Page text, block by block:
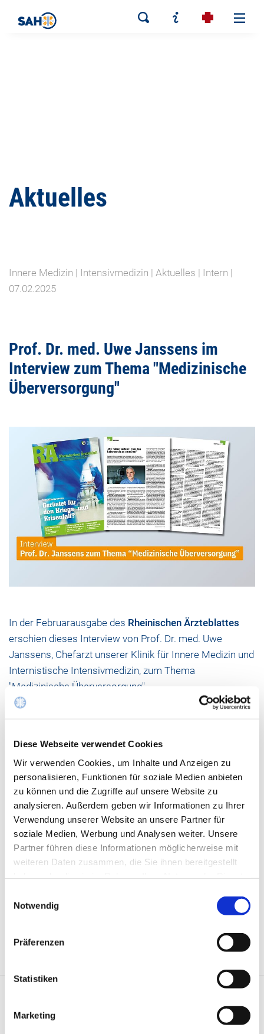
Diese Webseite verwendet Cookies
Wir verwenden Cookies, um Inhalte und Anzeigen zu
personalisieren, Funktionen für soziale Medien anbieten
zu können und die Zugriffe auf unsere Website zu
analysieren. Außerdem geben wir Informationen zu Ihrer
Verwendung unserer Website an unsere Partner für
soziale Medien, Werbung und Analysen weiter. Unsere
Partner führen diese Informationen möglicherweise mit
weiteren Daten zusammen, die Sie ihnen bereitgestellt
Notwendig
Präferenzen
Statistiken
Marketing
Aktuelles
Innere Medizin | Intensivmedizin | Aktuelles | Intern |
07.02.2025
Prof. Dr. med. Uwe Janssens im
Interview zum Thema "Medizinische
Überversorgung"
In der Februarausgabe des Rheinischen Ärzteblattes
erschien dieses Interview von Prof. Dr. med. Uwe
Janssens, Chefarzt unserer Klinik für Innere Medizin und
Internistische Intensivmedizin, zum Thema
"Medizinische Überversorgung".
ZURÜCK
0